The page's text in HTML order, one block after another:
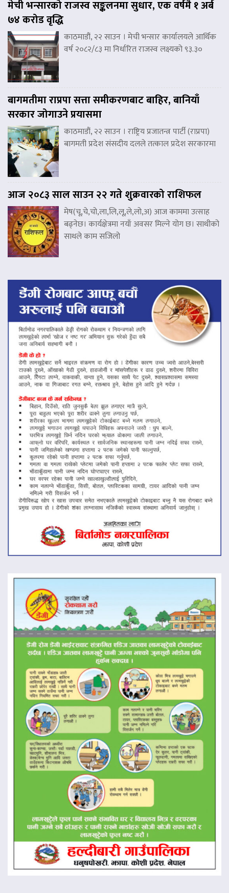
मेची भन्सारको राजस्व सङ्कलनमा सुधार, एक वर्षमै १ अर्ब
७४ करोड वृद्धि
काठमाडौं, २२ साउन । मेची भन्सार कार्यालयले आर्थिक
वर्ष २०८२/८३ मा निर्धारित राजस्व लक्ष्यको ९३.३०
बागमतीमा राप्रपा सत्ता समीकरणबाट बाहिर, बानियाँ
सरकार जोगाउने प्रयासमा
काठमाडौं, २२ साउन । राष्ट्रिय प्रजातन्त्र पार्टी (राप्रपा)
बागमती प्रदेश संसदीय दलले तत्काल प्रदेश सरकारमा
आज २०८३ साल साउन २२ गते शुक्रवारको राशिफल
मेष(चू,चे,चो,ला,लि,लू,ले,लो,अ) आज काममा उत्साह
बढ्नेछ। कार्यक्षेत्रमा नयाँ अवसर मिल्ने योग छ। साथीको
साथले काम सजिलो